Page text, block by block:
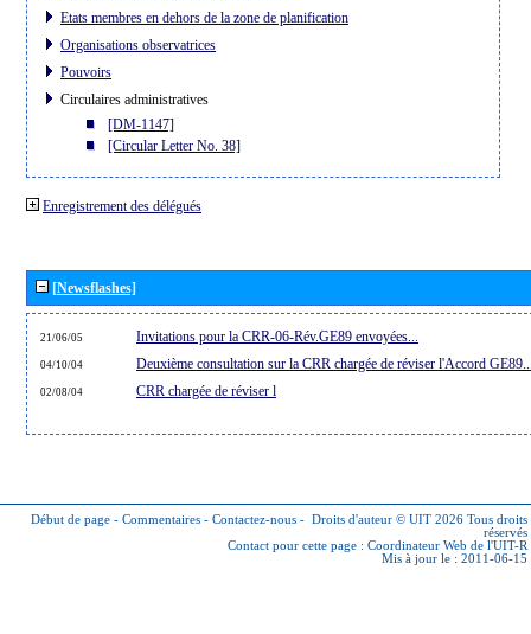
Etats membres en dehors de la zone de planification
Organisations observatrices
Pouvoirs
Circulaires administratives
[DM-1147]
[Circular Letter No. 38]
Enregistrement des délégués
[Newsflashes]
21/06/05 Invitations pour la CRR-06-Rév.GE89 envoyées...
04/10/04 Deuxième consultation sur la CRR chargée de réviser l'Accord
02/08/04 CRR chargée de réviser l
Début de page - Commentaires - Contactez-nous - Droits d'auteur © UIT 2026 Tous droits
réservés
Contact pour cette page : Coordinateur Web de l'UIT-R
Mis à jour le : 2011-06-15